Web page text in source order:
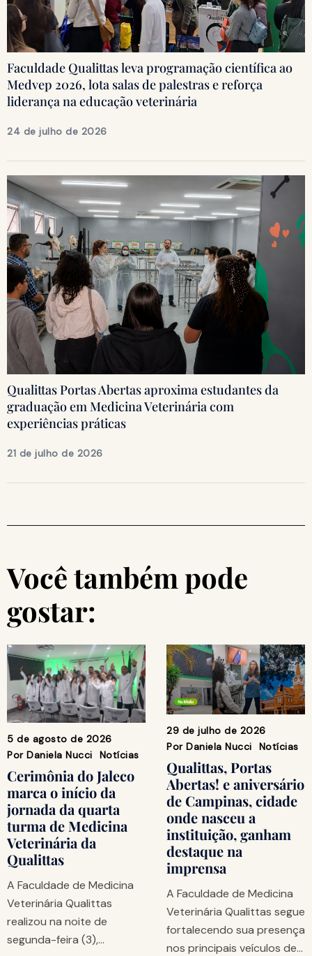
Faculdade Qualittas leva programação científica ao
Medvep 2026, lota salas de palestras e reforça
liderança na educação veterinária
24 de julho de 2026
Qualittas Portas Abertas aproxima estudantes da
graduação em Medicina Veterinária com
experiências práticas
21 de julho de 2026
Você também pode
gostar:
5 de agosto de 2026
Por Daniela Nucci Notícias
Cerimônia do Jaleco
marca o início da
jornada da quarta
turma de Medicina
Veterinária da
Qualittas
A Faculdade de Medicina
Veterinária Qualittas
realizou na noite de
segunda-feira (3),…
29 de julho de 2026
Por Daniela Nucci Notícias
Qualittas, Portas
Abertas! e aniversário
de Campinas, cidade
onde nasceu a
instituição, ganham
destaque na
imprensa
A Faculdade de Medicina
Veterinária Qualittas segue
fortalecendo sua presença
nos principais veículos de…